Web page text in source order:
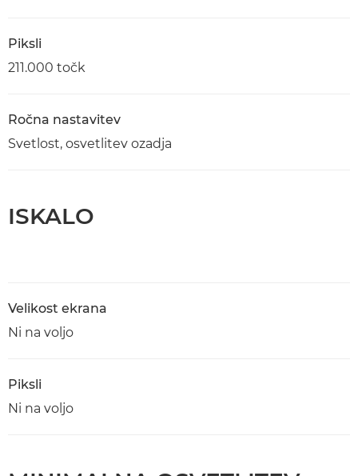
Piksli
211.000 točk
Ročna nastavitev
Svetlost, osvetlitev ozadja
ISKALO
Velikost ekrana
Ni na voljo
Piksli
Ni na voljo